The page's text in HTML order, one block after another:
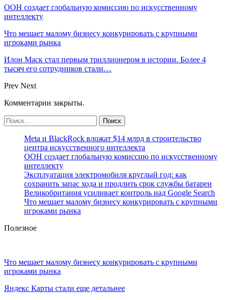
ООН создает глобальную комиссию по искусственному
интеллекту
Что мешает малому бизнесу конкурировать с крупными
игроками рынка
Илон Маск стал первым триллионером в истории. Более 4
тысяч его сотрудников стали…
Prev Next
Комментарии закрыты.
Meta и BlackRock вложат $14 млрд в строительство
центра искусственного интеллекта
ООН создает глобальную комиссию по искусственному
интеллекту
Эксплуатация электромобиля круглый год: как
сохранить запас хода и продлить срок службы батареи
Великобритания усиливает контроль над Google Search
Что мешает малому бизнесу конкурировать с крупными
игроками рынка
Полезное
Что мешает малому бизнесу конкурировать с крупными
игроками рынка
Яндекс Карты стали еще детальнее